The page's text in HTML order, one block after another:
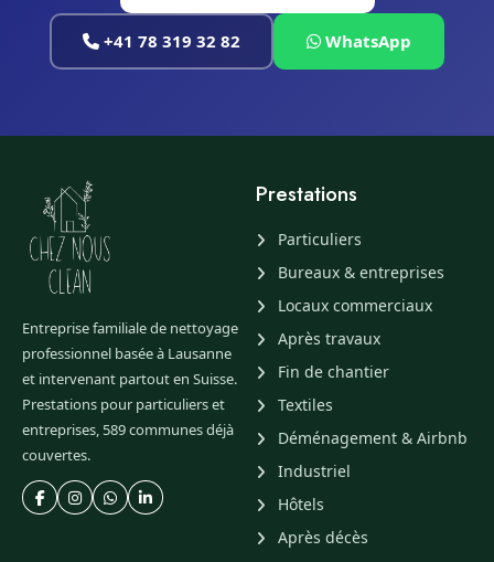
+41 78 319 32 82 WhatsApp
Entreprise familiale de nettoyage
professionnel basée à Lausanne
et intervenant partout en Suisse.
Prestations pour particuliers et
entreprises, 589 communes déjà
couvertes.
Prestations
Particuliers
Bureaux & entreprises
Locaux commerciaux
Après travaux
Fin de chantier
Textiles
Déménagement & Airbnb
Industriel
Hôtels
Après décès